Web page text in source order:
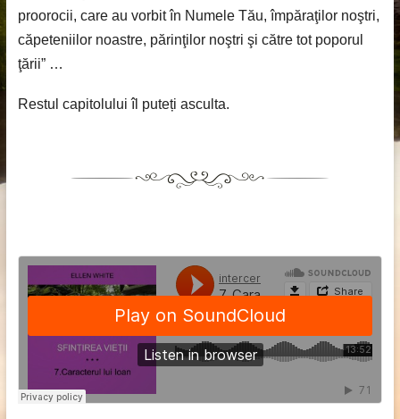
proorocii, care au vorbit în Numele Tău, împăraţilor noştri,
căpeteniilor noastre, părinţilor noştri şi către tot poporul
ţării” …
Restul capitolului îl puteți asculta.